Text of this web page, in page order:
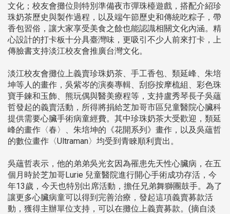
文化；校友會攤位則特別準備夜市彈珠檯遊戲，搭配介紹珍
珠奶茶歷史與製作過程，以及端午節歷史和傳統吃粽子，帶
香包習俗，讓大家享受美食之餘也能認識相關文化內涵。精
心設計的打卡板十分具臺灣味，更吸引不少人前來打卡，上
傳臉書支持淡江校友會推廣台灣文化。
淡江校友會攤位上義賣珍珠奶茶、手工香包、類延峰、朱培
坤等人的畫作，吳紫岑的演奏專輯、刮痧按摩梳組、彩色珠
寶手鍊和玉飾、熊玩偶與醫美療程等，支持盧秀琴長子吳蘊
哲發起的義賣活動，所得將捐給芝加哥市區兒童醫院心臟科
提供需要心臟手術病童經費。其中珍珠奶茶大受歡迎，類延
峰的畫作〈春〉、朱培坤的《花開系列》畫作，以及吳蘊哲
的數位畫作〈Ultraman〉均受到青睞順利賣出。
吳蘊哲表示，他的弟弟吳光玄因為罹患先天性心臟病，在五
個月時於芝加哥Lurie 兒童醫院進行開心手術成功存活，今
年13歲，今天也特別出席活動，擔任兄弟舞獅團鼓手。為了
讓更多心臟病童可以得到完善治療，發起這項義賣募款活
動，獲得主辦單位支持，可以在攤位上義賣募款。(摘自淡